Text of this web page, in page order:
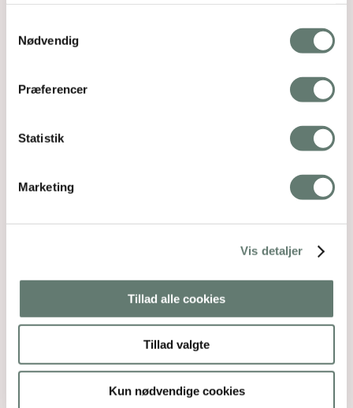
Nødvendig
Præferencer
Statistik
Marketing
Vis detaljer
Tillad alle cookies
Tillad valgte
Kun nødvendige cookies
namse – dem må vi liige lave i aften hvor
@Iben – håber de blev gode!
procelænsforme – og til at betale! Så skal de
papirsformer…grrrr… det er da heller ikke til
at slippe for!
Disse forme skulle være bedste valg, hvis man
VIL have silikone:
http://www.kunstogkokkentoj.dk/items.php?
vgid=503
– de lugter ikke så meget som mange andre,
og er i god kvalitet.